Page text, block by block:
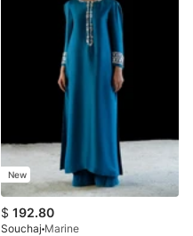
New
$ 192.80
Souchaj Marine